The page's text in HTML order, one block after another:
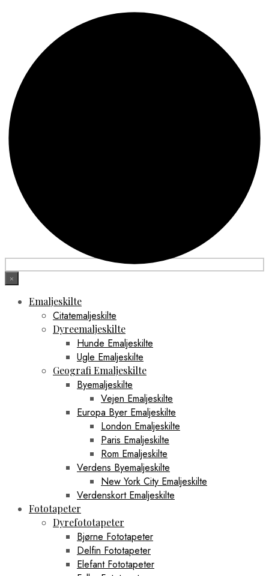
×
Emaljeskilte
Citatemaljeskilte
Dyreemaljeskilte
Hunde Emaljeskilte
Ugle Emaljeskilte
Geografi Emaljeskilte
Byemaljeskilte
Vejen Emaljeskilte
Europa Byer Emaljeskilte
London Emaljeskilte
Paris Emaljeskilte
Rom Emaljeskilte
Verdens Byemaljeskilte
New York City Emaljeskilte
Verdenskort Emaljeskilte
Fototapeter
Dyrefototapeter
Bjørne Fototapeter
Delfin Fototapeter
Elefant Fototapeter